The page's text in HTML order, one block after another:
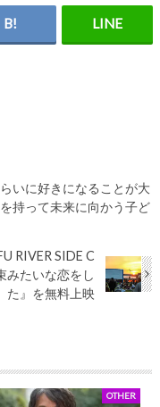
いに好きになることが大
持って未来に向かう子ど
RIVER SIDE C
みたいな恋をし
た』を無料上映
OTHER